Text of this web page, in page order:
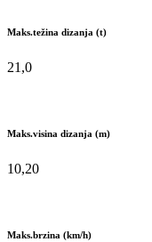
Maks.težina dizanja (t)
21,0
Maks.visina dizanja (m)
10,20
Maks.brzina (km/h)